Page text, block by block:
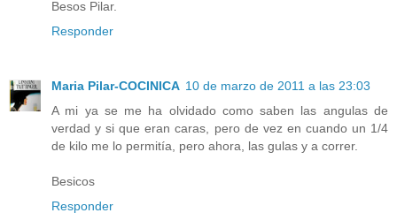
Besos Pilar.
Responder
Maria Pilar-COCINICA 10 de marzo de 2011 a las 23:03
A mi ya se me ha olvidado como saben las angulas de
verdad y si que eran caras, pero de vez en cuando un 1/4
de kilo me lo permitía, pero ahora, las gulas y a correr.
Besicos
Responder